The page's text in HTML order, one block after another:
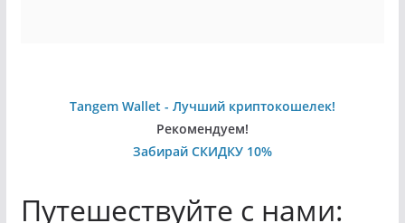
Tangem Wallet - Лучший криптокошелек!
Рекомендуем!
Забирай СКИДКУ 10%
Путешествуйте с нами: